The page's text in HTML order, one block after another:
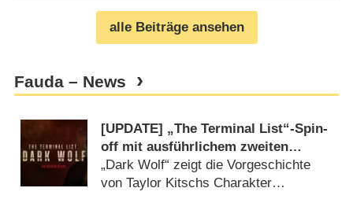
alle Beiträge ansehen
Fauda – News
[UPDATE] „The Terminal List“-Spin-
off mit ausführlichem zweiten
Trailer
„Dark Wolf“ zeigt die Vorgeschichte
von Taylor Kitschs Charakter